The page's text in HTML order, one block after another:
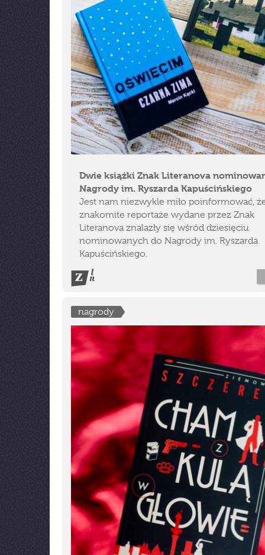
Dwie książki Znak Literanova
Nagrody im. Ryszarda Kapuścińskiego
Jest nam niezwykle miło poinformować,
znakomite reportaże wydane przez Znak
Literanova znalazły się wśród dziesięciu
nominowanych do Nagrody im. Ryszarda
Kapuścińskiego.
nagrody